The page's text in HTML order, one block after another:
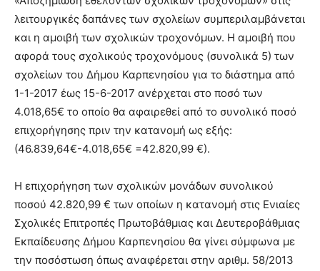
λειτουργικές δαπάνες των σχολείων συμπεριλαμβάνεται
και η αμοιβή των σχολικών τροχονόμων. Η αμοιβή που
αφορά τους σχολικούς τροχονόμους (συνολικά 5) των
σχολείων του Δήμου Καρπενησίου για το διάστημα από
1-1-2017 έως 15-6-2017 ανέρχεται στο ποσό των
4.018,65€ το οποίο θα αφαιρεθεί από το συνολικό ποσό
επιχορήγησης πριν την κατανομή ως εξής:
(46.839,64€-4.018,65€ =42.820,99 €).
Η επιχορήγηση των σχολικών μονάδων συνολικού
ποσού 42.820,99 € των οποίων η κατανομή στις Ενιαίες
Σχολικές Επιτροπές Πρωτοβάθμιας και Δευτεροβάθμιας
Εκπαίδευσης Δήμου Καρπενησίου θα γίνει σύμφωνα με
την ποσόστωση όπως αναφέρεται στην αριθμ. 58/2013